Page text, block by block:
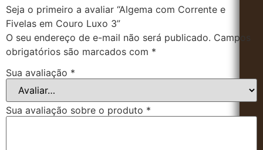
Seja o primeiro a avaliar “Algema com Corrente e
Fivelas em Couro Luxo 3”
O seu endereço de e-mail não será publicado. Campos
obrigatórios são marcados com *
Sua avaliação *
Sua avaliação sobre o produto *